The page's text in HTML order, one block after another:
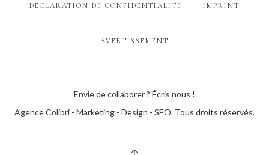
DÉCLARATION DE CONFIDENTIALITÉ IMPRINT
AVERTISSEMENT
Envie de collaborer ? Écris nous !
Agence Colibri - Marketing - Design - SEO. Tous droits réservés.